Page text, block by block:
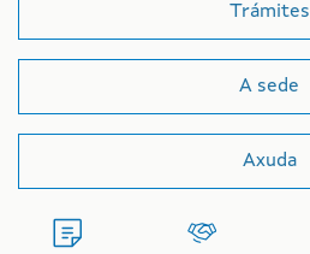
Trámites
A sede
Axuda